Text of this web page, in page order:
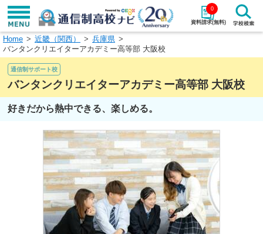
資料請求(無料)
0
学校名で探す
エリアから探す
エリアを選択して探す
北海道・東北
北陸・甲信越
中国
Home 近畿（関西）
兵庫県
バンタンクリエイターアカデミー高等部 大阪校
通信制サポート校
バンタンクリエイターアカデミー高等部 大阪校
好きだから熱中できる、楽しめる。